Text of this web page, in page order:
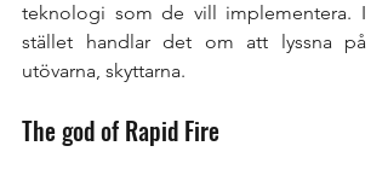
teknologi som de vill implementera. I
stället handlar det om att lyssna på
utövarna, skyttarna.
The god of Rapid Fire